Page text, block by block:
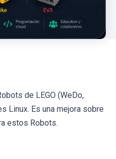
de LEGO (WeDo,
Linux. Es una mejora sobre
estos Robots.